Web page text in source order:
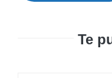
Te